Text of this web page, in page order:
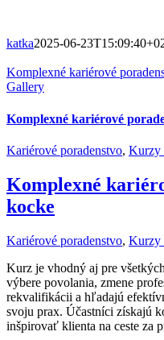
katka2025-06-
Komplexné kariérové
Gallery
Komplexné kariérové
Kariérové poradenstvo, Kurzy
Komplexné
kocke
Kariérové poradenstvo, Kurzy
Kurz je vhodný aj pre
výbere povolania, zmene
rekvalifikácii a hľadajú
svoju prax. Účastníci získajú
inšpirovať klienta na ceste za